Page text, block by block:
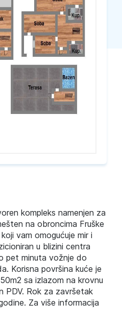
kompleks namenjen za
na obroncima Fruške
vam omogućuje mir i
u blizini centra
pet minuta vožnje do
Korisna površina kuće je
sa izlazom na krovnu
PDV. Rok za završetak
Za više informacija